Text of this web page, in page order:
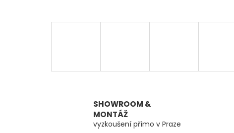
SHOWROOM &
MONTÁŽ
vyzkoušení přímo v Praze